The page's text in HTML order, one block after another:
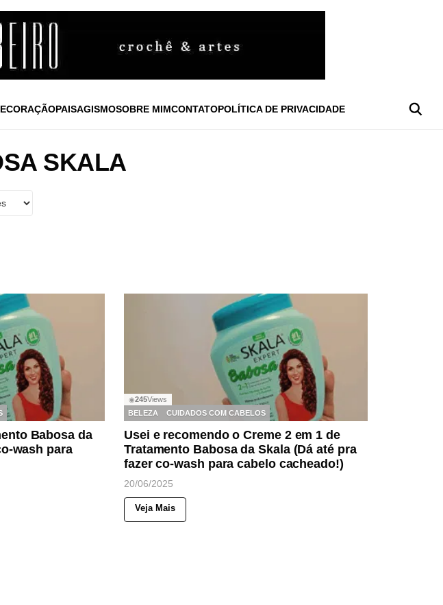
PAISAGISMOSOBRE MIMCONTATOPOLÍTICA DE PRIVACIDADE
SKALA
Babosa da
wash para
◉245Views
BELEZA
CUIDADOS COM CABELOS
Usei e recomendo o Creme 2 em 1 de
Tratamento Babosa da Skala (Dá até pra
fazer co-wash para cabelo cacheado!)
20/06/2025
Veja Mais